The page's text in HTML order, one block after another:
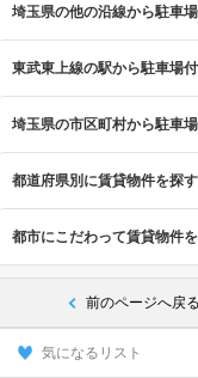
埼玉県の他の沿線から駐車
東武東上線の駅から駐車場
埼玉県の市区町村から駐車
都道府県別に賃貸物件を探す
都市にこだわって賃貸物件
前のページへ戻る
気になるリスト